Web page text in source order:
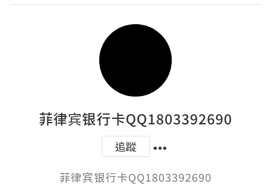
菲律宾银行卡QQ1803392690
追蹤
菲律宾银行卡QQ1803392690